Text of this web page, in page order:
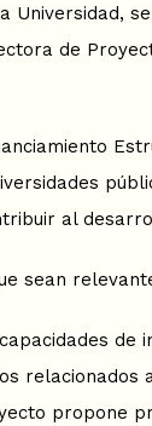
Universidad,
de
al
sean
propone